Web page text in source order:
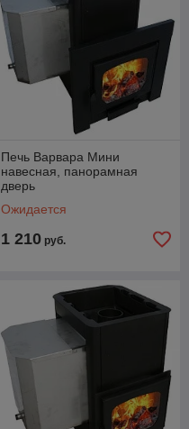
Печь Варвара Мини
навесная, панорамная
дверь
Ожидается
1 210 руб.